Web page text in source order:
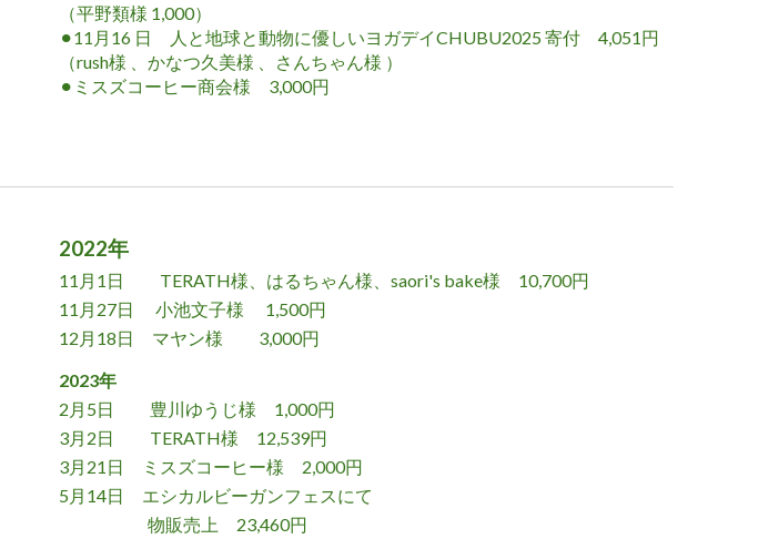
（平野類様 1,000）
⚫︎11月16 日
人と地球と動物に優しいヨガデイCHUBU2025 寄付 4,051円
（rush様 、かなつ久美様 、さんちゃん様 ）
⚫︎ミスズコーヒー商会様 3,000円
2022年
11月1日 TERATH様、はるちゃん様、saori's bake様 10,700円
11月27日 小池文子様 1,500円
12月18日 マヤン様 3,000円
2023年
2月5日 豊川ゆうじ様 1,000円
3月2日 TERATH様 12,539円
3月21日 ミスズコーヒー様 2,000円
5月14日 エシカルビーガンフェスにて
物販売上 23,460円